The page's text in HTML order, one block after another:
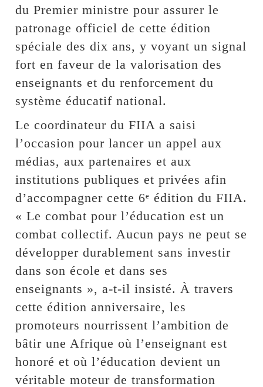
du Premier ministre pour assurer le
patronage officiel de cette édition
spéciale des dix ans, y voyant un signal
fort en faveur de la valorisation des
enseignants et du renforcement du
système éducatif national.
Le coordinateur du FIIA a saisi
l’occasion pour lancer un appel aux
médias, aux partenaires et aux
institutions publiques et privées afin
d’accompagner cette 6ᵉ édition du FIIA.
« Le combat pour l’éducation est un
combat collectif. Aucun pays ne peut se
développer durablement sans investir
dans son école et dans ses
enseignants », a-t-il insisté. À travers
cette édition anniversaire, les
promoteurs nourrissent l’ambition de
bâtir une Afrique où l’enseignant est
honoré et où l’éducation devient un
véritable moteur de transformation